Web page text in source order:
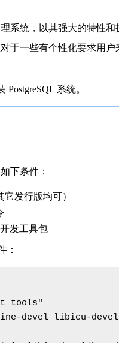
系统，以其强大的特性
于一些有个性化要求用
系统。
下条件：
发行版均可）
发工具包
：
tools"
devel libicu-devel